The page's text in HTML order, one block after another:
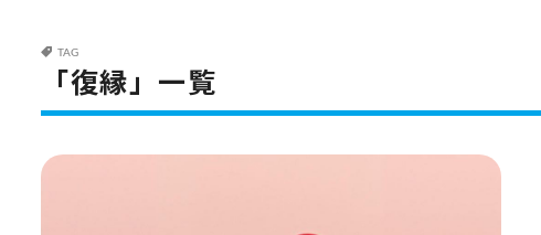
TAG
「復縁」一覧